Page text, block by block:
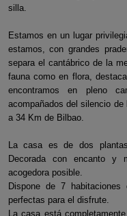
silla.
Estamos en un lugar
estamos, con grandes
separa el cantábrico de la
fauna como en flora,
encontramos en pleno
acompañados del silencio
a 34 Km de Bilbao.
La casa es de dos
Decorada con encanto y
acogedora posible.
Dispone de 7
perfectas para el disfrute.
La casa está